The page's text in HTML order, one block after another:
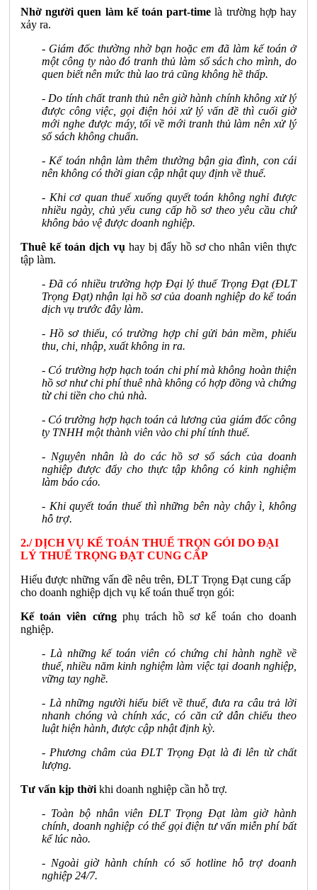
Nhờ người quen làm kế toán part-time là trường hợp hay
xảy ra.
- Giám đốc thường nhờ bạn hoặc em đã làm kế toán ở
một công ty nào đó tranh thủ làm sổ sách cho mình, do
quen biết nên mức thù lao trả cũng không hề thấp.
- Do tính chất tranh thủ nên giờ hành chính không xử lý
được công việc, gọi điện hỏi xử lý vấn đề thì cuối giờ
mới nghe được máy, tối về mới tranh thủ làm nên xử lý
sổ sách không chuẩn.
- Kế toán nhận làm thêm thường bận gia đình, con cái
nên không có thời gian cập nhật quy định về thuế.
- Khi cơ quan thuế xuống quyết toán không nghỉ được
nhiều ngày, chủ yếu cung cấp hồ sơ theo yêu cầu chứ
không bảo vệ được doanh nghiệp.
Thuê kế toán dịch vụ hay bị đẩy hồ sơ cho nhân viên thực
tập làm.
- Đã có nhiều trường hợp Đại lý thuế Trọng Đạt (ĐLT
Trọng Đạt) nhận lại hồ sơ của doanh nghiệp do kế toán
dịch vụ trước đây làm.
- Hồ sơ thiếu, có trường hợp chỉ gửi bản mềm, phiếu
thu, chi, nhập, xuất không in ra.
- Có trường hợp hạch toán chi phí mà không hoàn thiện
hồ sơ như chi phí thuê nhà không có hợp đồng và chứng
từ chi tiền cho chủ nhà.
- Có trường hợp hạch toán cả lương của giám đốc công
ty TNHH một thành viên vào chi phí tính thuế.
- Nguyên nhân là do các hồ sơ sổ sách của doanh
nghiệp được đẩy cho thực tập không có kinh nghiệm
làm báo cáo.
- Khi quyết toán thuế thì những bên này chây ì, không
hỗ trợ.
2./ DỊCH VỤ KẾ TOÁN THUẾ TRỌN GÓI DO ĐẠI
LÝ THUẾ TRỌNG ĐẠT CUNG CẤP
Hiểu được những vấn đề nêu trên, ĐLT Trọng Đạt cung cấp
cho doanh nghiệp dịch vụ kế toán thuế trọn gói:
Kế toán viên cứngphụ trách hồ sơ kế toán cho doanh
nghiệp.
- Là những kế toán viên có chứng chỉ hành nghề về
thuế, nhiều năm kinh nghiệm làm việc tại doanh nghiệp,
vững tay nghề.
- Là những người hiểu biết về thuế, đưa ra câu trả lời
nhanh chóng và chính xác, có căn cứ dẫn chiếu theo
luật hiện hành, được cập nhật định kỳ.
- Phương châm của ĐLT Trọng Đạt là đi lên từ chất
lượng.
Tư vấn kịp thời khi doanh nghiệp cần hỗ trợ.
- Toàn bộ nhân viên ĐLT Trọng Đạt làm giờ hành
chính, doanh nghiệp có thể gọi điện tư vấn miễn phí bất
kể lúc nào.
- Ngoài giờ hành chính có số hotline hỗ trợ doanh
nghiệp 24/7.